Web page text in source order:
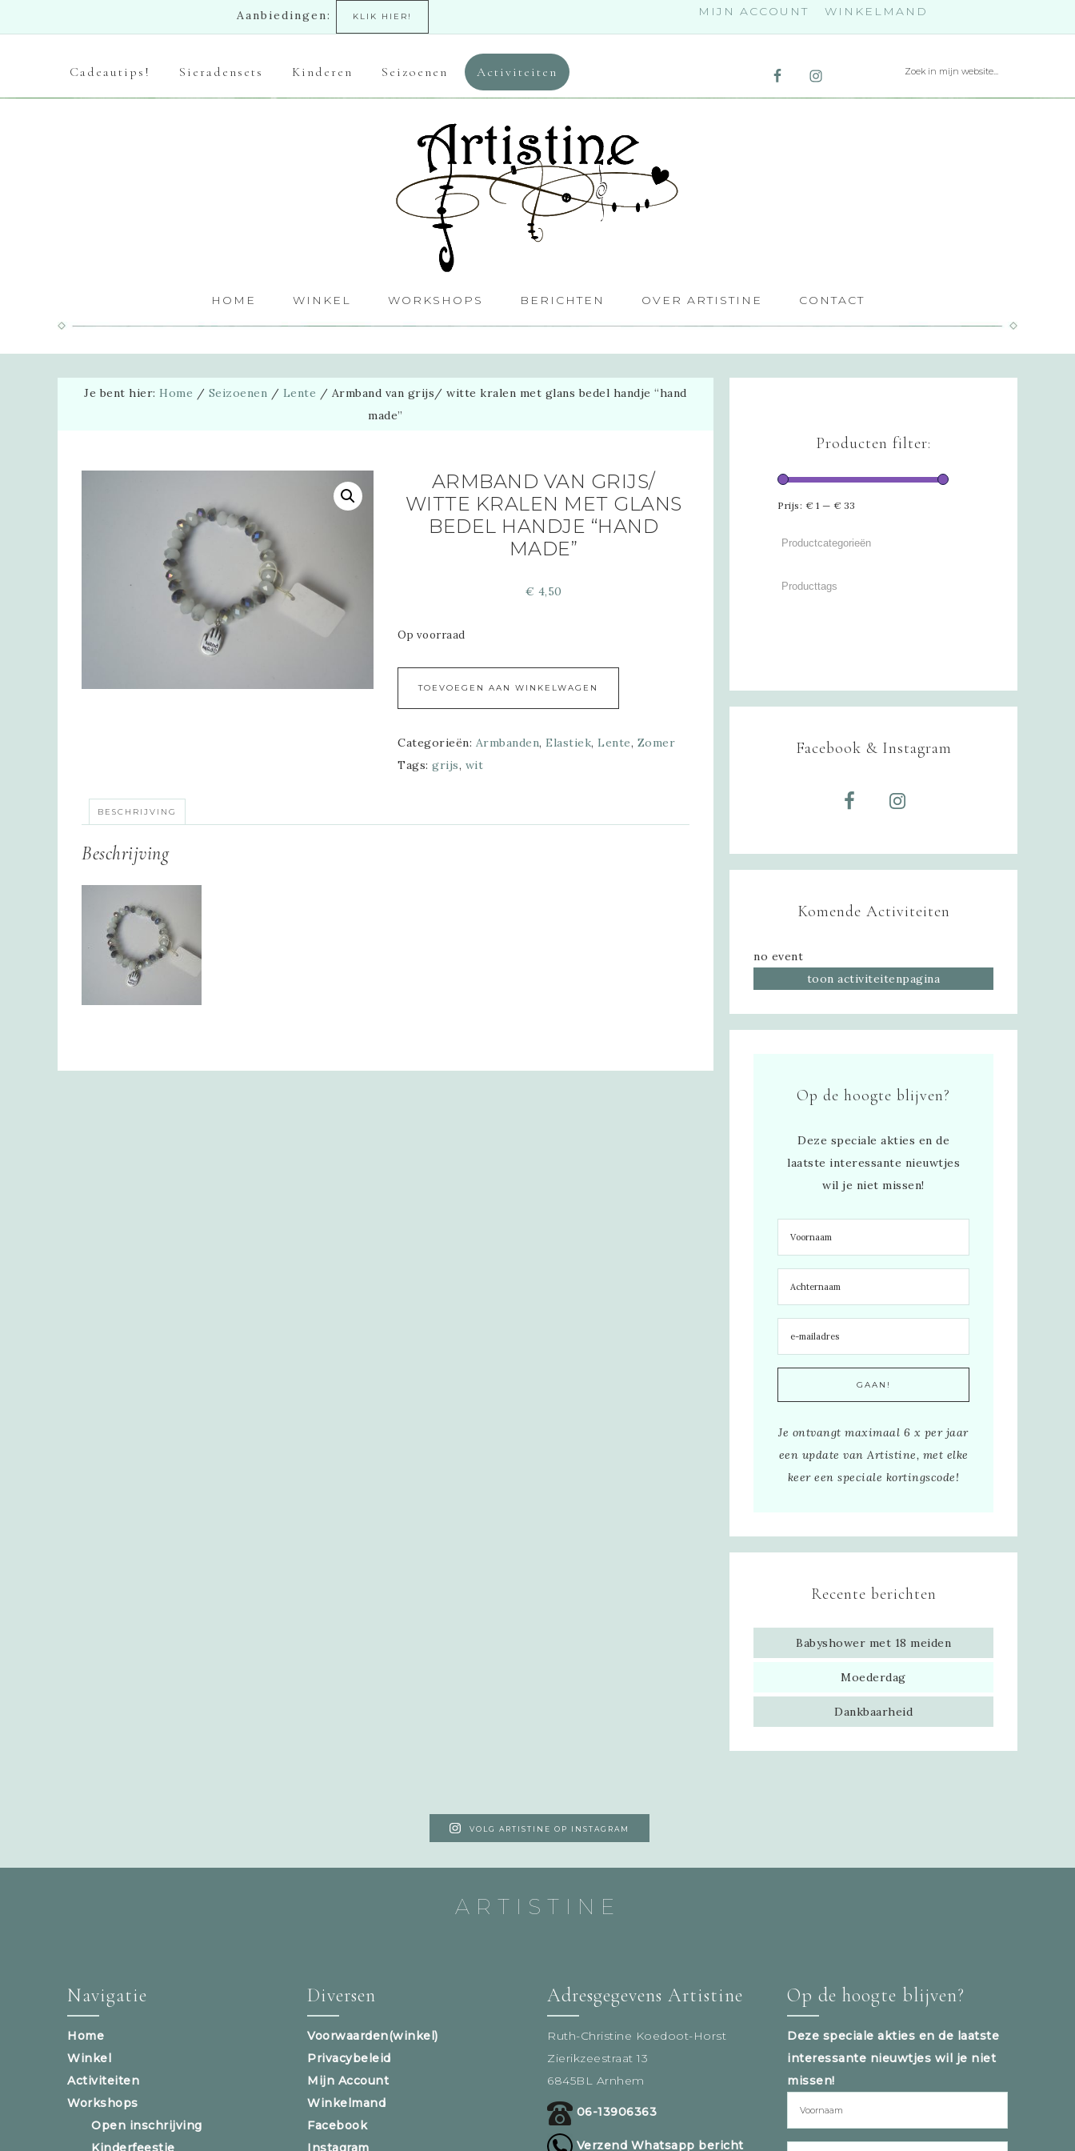
Aanbiedingen: KLIK HIER! MIJN ACCOUNT WINKELMAND
Cadeautips! Sieradensets Kinderen Seizoenen Activiteiten
HOME WINKEL WORKSHOPS BERICHTEN OVER ARTISTINE CONTACT
Je bent hier: Home / Seizoenen / Lente / Armband van grijs/ witte kralen met glans bedel handje “hand
made”
ARMBAND VAN GRIJS/
WITTE KRALEN MET GLANS
BEDEL HANDJE “HAND
MADE”
€ 4,50
Op voorraad
TOEVOEGEN AAN WINKELWAGEN
Categorieën: Armbanden,Elastiek,Lente, Zomer
Tags:grijs, wit
BESCHRIJVING
Beschrijving
Producten filter:
Prijs: € 1 — € 33
Facebook & Instagram
Komende Activiteiten
no event
toon activiteitenpagina
Op de hoogte blijven?
Deze speciale akties en de
laatste interessante nieuwtjes
wil je niet missen!
Je ontvangt maximaal 6 x per jaar
een update van Artistine, met elke
keer een speciale kortingscode!
Recente berichten
Babyshower met 18 meiden
Moederdag
Dankbaarheid
VOLG ARTISTINE OP INSTAGRAM
ARTISTINE
Navigatie
Home
Winkel
Activiteiten
Workshops
Open inschrijving
Kinderfeestje
Diversen
Voorwaarden(winkel)
Privacybeleid
Mijn Account
Winkelmand
Facebook
Instagram
Adresgegevens Artistine
Ruth-Christine Koedoot-Horst
Zierikzeestraat 13
6845BL Arnhem
06-13906363
Verzend Whatsapp bericht
Op de hoogte blijven?
Deze speciale akties en de laatste
interessante nieuwtjes wil je niet
missen!